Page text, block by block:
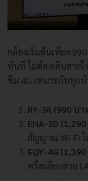
กล้องเริ่มต้นเพียง
ทันที ไม่ต้องเดินสายใ
ซิม 4G เหมาะกับทุก
RY-3R (990 บา
EHA-2D
สัญญาณ Wi-Fi ไ
EQY-4G
หรือเสียบสาย